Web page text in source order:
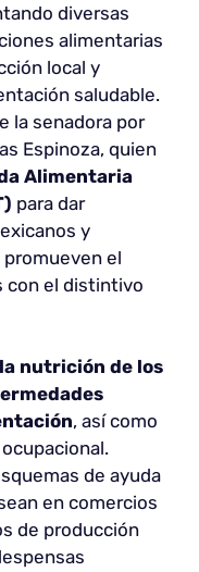
diversas
alimentarias
local y
saludable.
la senadora por
Espinoza, quien
Alimentaria
para dar
y
el
con el distintivo
nutrición de los
, así como
de ayuda
en comercios
de producción